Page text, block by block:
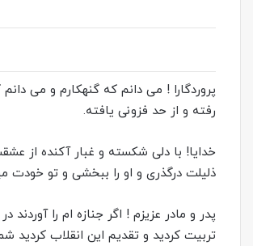
پروردگارا ! می دانم که گنهکارم و می
رفته و از حد فزونی یافته.
خدایا! با دلی شکسته و غبار آکنده از
ذلیلت درگذری و او را ببخشی و تو خودت
پدر و مادر عزیزم ! اگر جنازه ام را
تربیت کردید و تقدیم این انقلاب کردید